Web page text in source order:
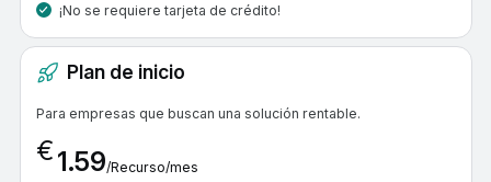
¡No se requiere tarjeta de crédito!
Plan de inicio
Para empresas que buscan una solución rentable.
€1.59/Recurso/mes